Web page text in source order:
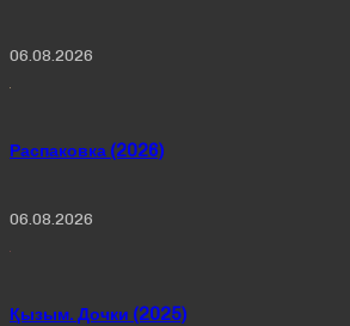
06.08.2026
Распаковка (2026)
06.08.2026
Қызым. Дочки (2025)